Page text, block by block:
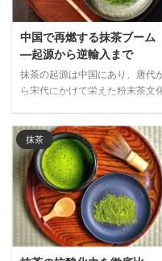
中国で再燃する抹茶ブーム
―起源から逆輸入まで
抹茶の起源は中国にあり、唐代
ら宋代にかけて栄えた粉末茶文
では日本経由で再び注目される
味深い歴史と文化の循環を解説し
ます。
抹茶